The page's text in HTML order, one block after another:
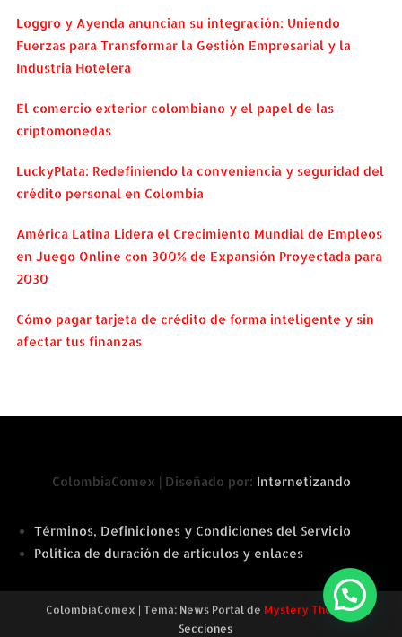
Loggro y Ayenda anuncian su integración: Uniendo
Fuerzas para Transformar la Gestión Empresarial y la
Industria Hotelera
El comercio exterior colombiano y el papel de las
criptomonedas
LuckyPlata: Redefiniendo la conveniencia y seguridad del
crédito personal en Colombia
América Latina Lidera el Crecimiento Mundial de Empleos
en Juego Online con 300% de Expansión Proyectada para
2030
Cómo pagar tarjeta de crédito de forma inteligente y sin
afectar tus finanzas
ColombiaComex | Diseñado por: Internetizando
Términos, Definiciones y Condiciones del Servicio
Política de duración de artículos y enlaces
ColombiaComex | Tema: News Portal de Mystery Themes.
Secciones